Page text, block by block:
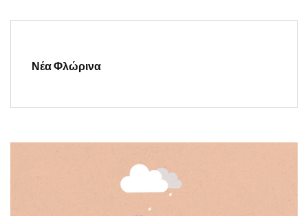
Νέα Φλώρινα